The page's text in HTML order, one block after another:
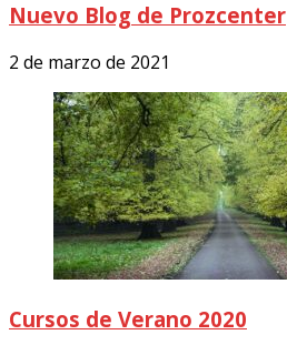
Nuevo Blog de Prozcenter
2 de marzo de 2021
Cursos de Verano 2020